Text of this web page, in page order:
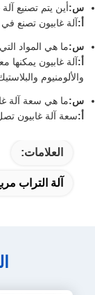
س:أين يتم تصنيع آلة
آلة غابيون تصنع في
س:ما هي المواد التي
آلة غابيون يمكنها
والألومنيوم والبلاستيك.
س:ما هي سعة آلة
سعة آلة غابيون تصل إلى 5 أطنان في
العلامات:
آلة التراب